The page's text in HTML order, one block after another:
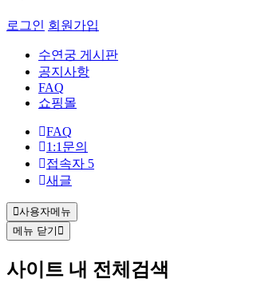
로그인 회원가입
수연궁 게시판
공지사항
FAQ
쇼핑몰
FAQ
1:1문의
접속자 5
새글
사용자메뉴
메뉴 닫기
사이트 내 전체검색